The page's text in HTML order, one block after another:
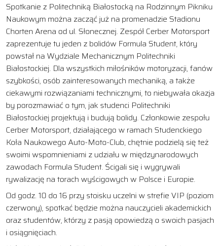
Spotkanie z Politechniką Białostocką na Rodzinnym Pikniku
Naukowym można zacząć już na promenadzie Stadionu
Chorten Arena od ul. Słonecznej. Zespół Cerber Motorsport
zaprezentuje tu jeden z bolidów Formula Student, który
powstał na Wydziale Mechanicznym Politechniki
Białostockiej. Dla wszystkich miłośników motoryzacji, fanów
szybkości, osób zainteresowanych mechaniką, a także
ciekawymi rozwiązaniami technicznymi, to niebywała okazja
by porozmawiać o tym, jak studenci Politechniki
Białostockiej projektują i budują bolidy. Członkowie zespołu
Cerber Motorsport, działającego w ramach Studenckiego
Koła Naukowego Auto-Moto-Club, chętnie podzielą się też
swoimi wspomnieniami z udziału w międzynarodowych
zawodach Formula Student. Ścigali się i wygrywali
rywalizację na torach wyścigowych w Polsce i Europie.
Od godz. 10 do 16 przy stoisku uczelni w strefie VIP (poziom
czerwony), spotkać będzie można nauczycieli akademickich
oraz studentów, którzy z pasją opowiedzą o swoich pasjach
i osiągnięciach.